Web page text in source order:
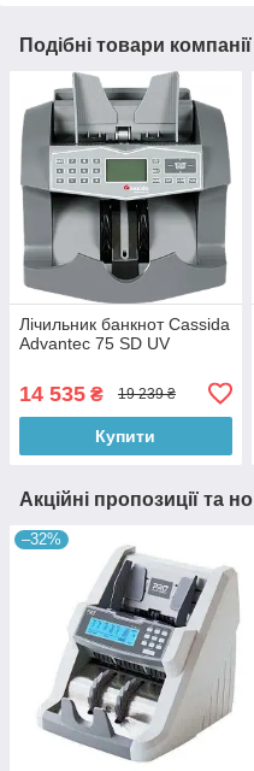
Подібні товари компанії
Лічильник банкнот Cassida
Advantec 75 SD UV
14 535 ₴ 19 239 ₴
Купити
Акційні пропозиції та
–32%